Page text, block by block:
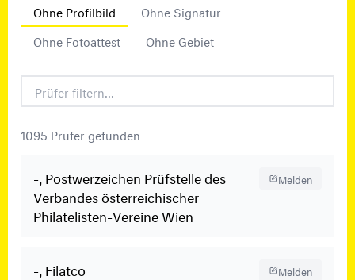
Ohne Profilbild
Ohne Signatur
Ohne Fotoattest
Ohne Gebiet
1095 Prüfer gefunden
-, Postwerzeichen Prüfstelle des
Verbandes österreichischer
Philatelisten-Vereine Wien
Melden
-, Filatco Melden